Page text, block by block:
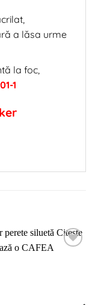
a lăsa urme
la foc,
1